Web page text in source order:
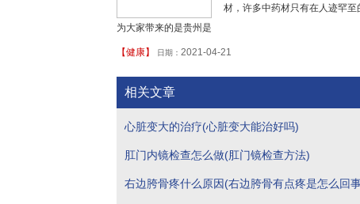
材，许多中药材只有在人迹罕
为大家带来的是贵州是
【健康】 日期： 2021-04-21
相关文章
心脏变大的治疗(心脏变大能治好吗)
肛门内镜检查怎么做(肛门镜检查方法)
右边胯骨疼什么原因(右边胯骨有点疼是怎么回